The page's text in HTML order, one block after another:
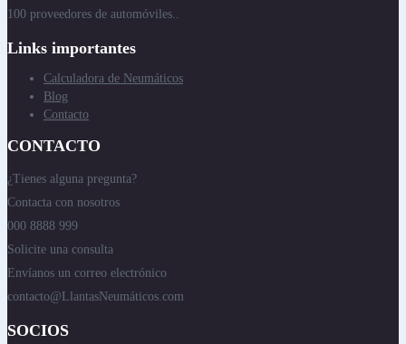
100 proveedores de automóviles..
Links importantes
Calculadora de Neumáticos
Blog
Contacto
CONTACTO
¿Tienes alguna pregunta?
Contacta con nosotros
000 8888 999
Solicite una consulta
Envíanos un correo electrónico
contacto@LlantasNeumáticos.com
SOCIOS